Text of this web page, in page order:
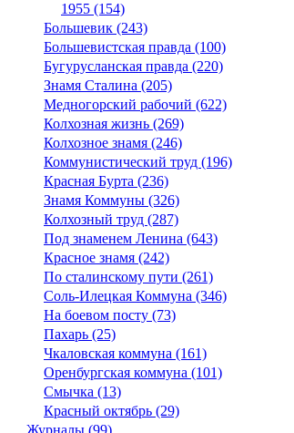
1955 (154)
Большевик (243)
Большевистская правда (100)
Бугурусланская правда (220)
Знамя Сталина (205)
Медногорский рабочий (622)
Колхозная жизнь (269)
Колхозное знамя (246)
Коммунистический труд (196)
Красная Бурта (236)
Знамя Коммуны (326)
Колхозный труд (287)
Под знаменем Ленина (643)
Красное знамя (242)
По сталинскому пути (261)
Соль-Илецкая Коммуна (346)
На боевом посту (73)
Пахарь (25)
Чкаловская коммуна (161)
Оренбургская коммуна (101)
Смычка (13)
Красный октябрь (29)
Журналы (99)